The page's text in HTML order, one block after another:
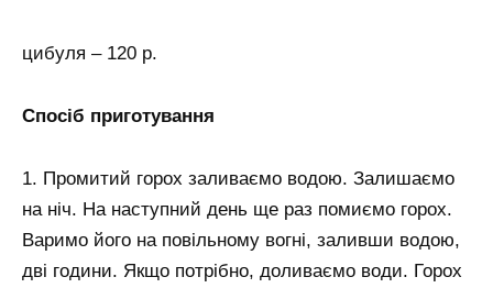
цибуля – 120 р.
Спосіб приготування
1. Промитий горох заливаємо водою. Залишаємо
на ніч. На наступний день ще раз помиємо горох.
Варимо його на повільному вогні, заливши водою,
дві години. Якщо потрібно, доливаємо води. Горох